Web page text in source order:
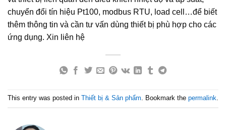
chuyển đổi tín hiệu Pt100, modbus RTU, load cell…để biết
thêm thông tin và cần tư vấn dùng thiết bị phù hợp cho các
ứng dụng. Xin liên hệ
This entry was posted in Thiết bị & Sản phẩm. Bookmark the permalink.